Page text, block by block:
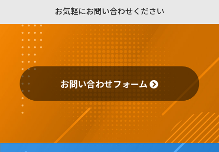
お気軽にお問い合わせください
お問い合わせフォーム